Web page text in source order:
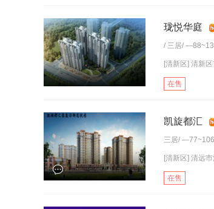
珑悦华庭
/ 三居/
[清新区] 清新
在售
凯旋都汇
三居/
[清新区] 清远
在售